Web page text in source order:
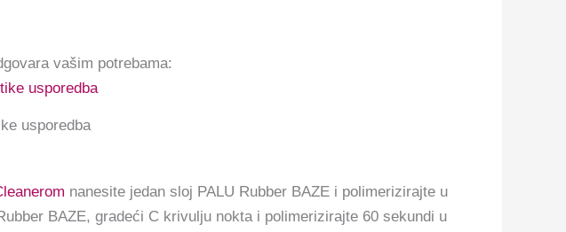
vašim potrebama:
usporedba
nanesite jedan sloj PALU Rubber BAZE i polimerizirajte u
BAZE, gradeći C krivulju nokta i polimerizirajte 60 sekundi u